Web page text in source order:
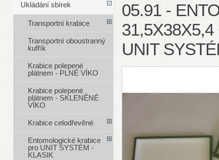
05.91 -
UNIT
Ukládání sbírek
Transportní krabice
Transportní oboustranný
kufřík
Krabice polepené
plátnem - PLNÉ VÍKO
Krabice polepené
plátnem - SKLENĚNÉ
VÍKO
Krabice celodřevěné
Entomologické krabice
pro UNIT SYSTÉM -
KLASIK